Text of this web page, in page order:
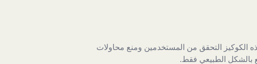
الكوكيز التحقق من المستخدمين ومنع محاولات
بالشكل الطبيعي فقط.